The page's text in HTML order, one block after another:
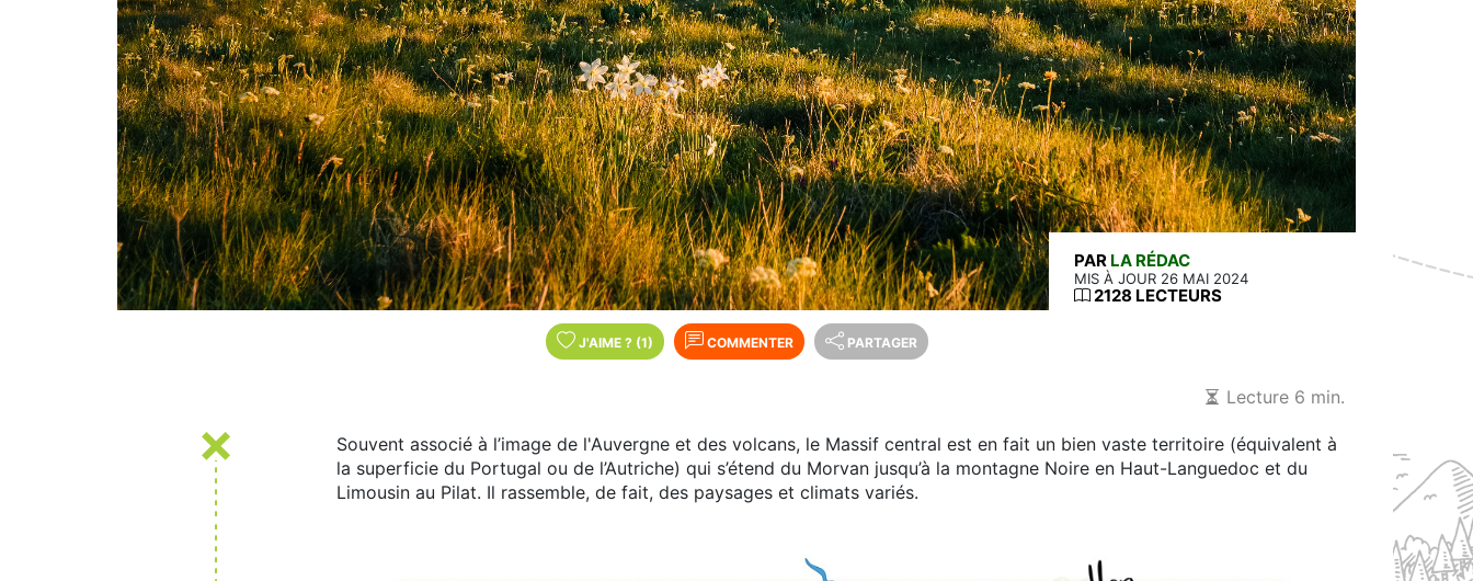
PAR LA RÉDAC
MIS À JOUR 26 MAI 2024
2128 LECTEURS
J'AIME ? (1) COMMENTER PARTAGER
Lecture 6 min.
Souvent associé à l’image de l'Auvergne et des volcans, le Massif central est en fait un bien vaste territoire (équivalent à
la superficie du Portugal ou de l’Autriche) qui s’étend du Morvan jusqu’à la montagne Noire en Haut-Languedoc et du
Limousin au Pilat. Il rassemble, de fait, des paysages et climats variés.